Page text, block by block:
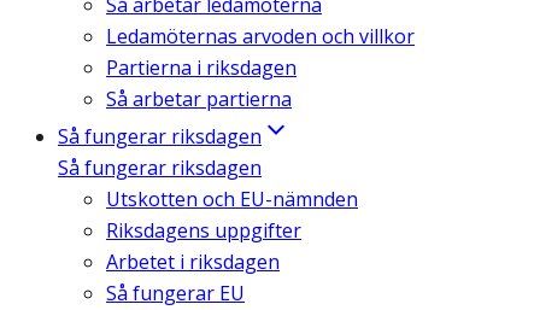
Ledamöternas arvoden och villkor
Partierna i riksdagen
Så arbetar partierna
Så fungerar riksdagen
Så fungerar riksdagen
Utskotten och EU-nämnden
Riksdagens uppgifter
Arbetet i riksdagen
Så fungerar EU